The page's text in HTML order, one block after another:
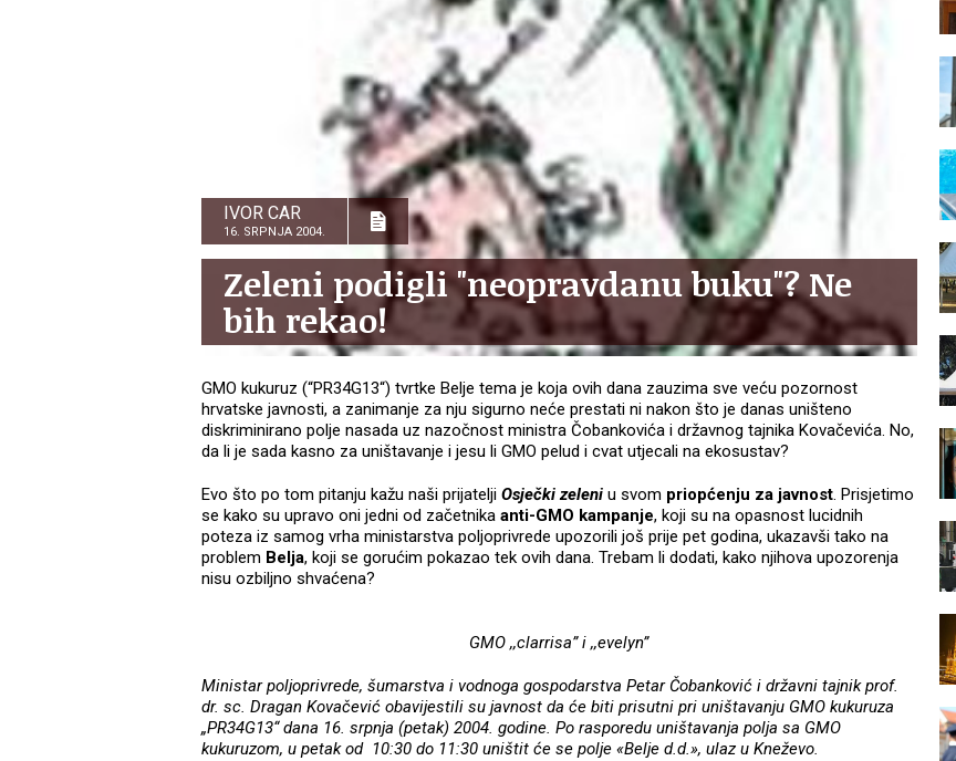
IVOR CAR
16. SRPNJA 2004.
Zeleni podigli "neopravdanu buku"? Ne
bih rekao!
GMO kukuruz (“PR34G13“) tvrtke Belje tema je koja ovih dana zauzima sve veću pozornost
hrvatske javnosti, a zanimanje za nju sigurno neće prestati ni nakon što je danas uništeno
diskriminirano polje nasada uz nazočnost ministra Čobankovića i državnog tajnika Kovačevića. No,
da li je sada kasno za uništavanje i jesu li GMO pelud i cvat utjecali na ekosustav?
Evo što po tom pitanju kažu naši prijatelji Osječki zeleni u svom priopćenju za javnost. Prisjetimo
se kako su upravo oni jedni od začetnika anti-GMO kampanje, koji su na opasnost lucidnih
poteza iz samog vrha ministarstva poljoprivrede upozorili još prije pet godina, ukazavši tako na
problem Belja, koji se gorućim pokazao tek ovih dana. Trebam li dodati, kako njihova upozorenja
nisu ozbiljno shvaćena?
GMO ,,clarrisa” i ,,evelyn”
Ministar poljoprivrede, šumarstva i vodnoga gospodarstva Petar Čobanković i državni tajnik prof.
dr. sc. Dragan Kovačević obavijestili su javnost da će biti prisutni pri uništavanju GMO kukuruza
„PR34G13“ dana 16. srpnja (petak) 2004. godine. Po rasporedu uništavanja polja sa GMO
kukuruzom, u petak od 10:30 do 11:30 uništit će se polje «Belje d.d.», ulaz u Kneževo.